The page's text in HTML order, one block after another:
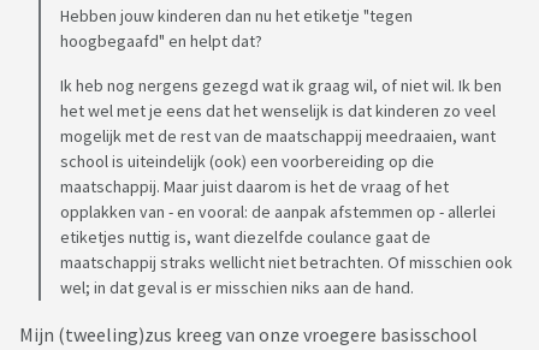
Hebben jouw kinderen dan nu het etiketje "tegen
hoogbegaafd" en helpt dat?
Ik heb nog nergens gezegd wat ik graag wil, of niet wil. Ik ben
het wel met je eens dat het wenselijk is dat kinderen zo veel
mogelijk met de rest van de maatschappij meedraaien, want
school is uiteindelijk (ook) een voorbereiding op die
maatschappij. Maar juist daarom is het de vraag of het
opplakken van - en vooral: de aanpak afstemmen op - allerlei
etiketjes nuttig is, want diezelfde coulance gaat de
maatschappij straks wellicht niet betrachten. Of misschien ook
wel; in dat geval is er misschien niks aan de hand.
Mijn (tweeling)zus kreeg van onze vroegere basisschool